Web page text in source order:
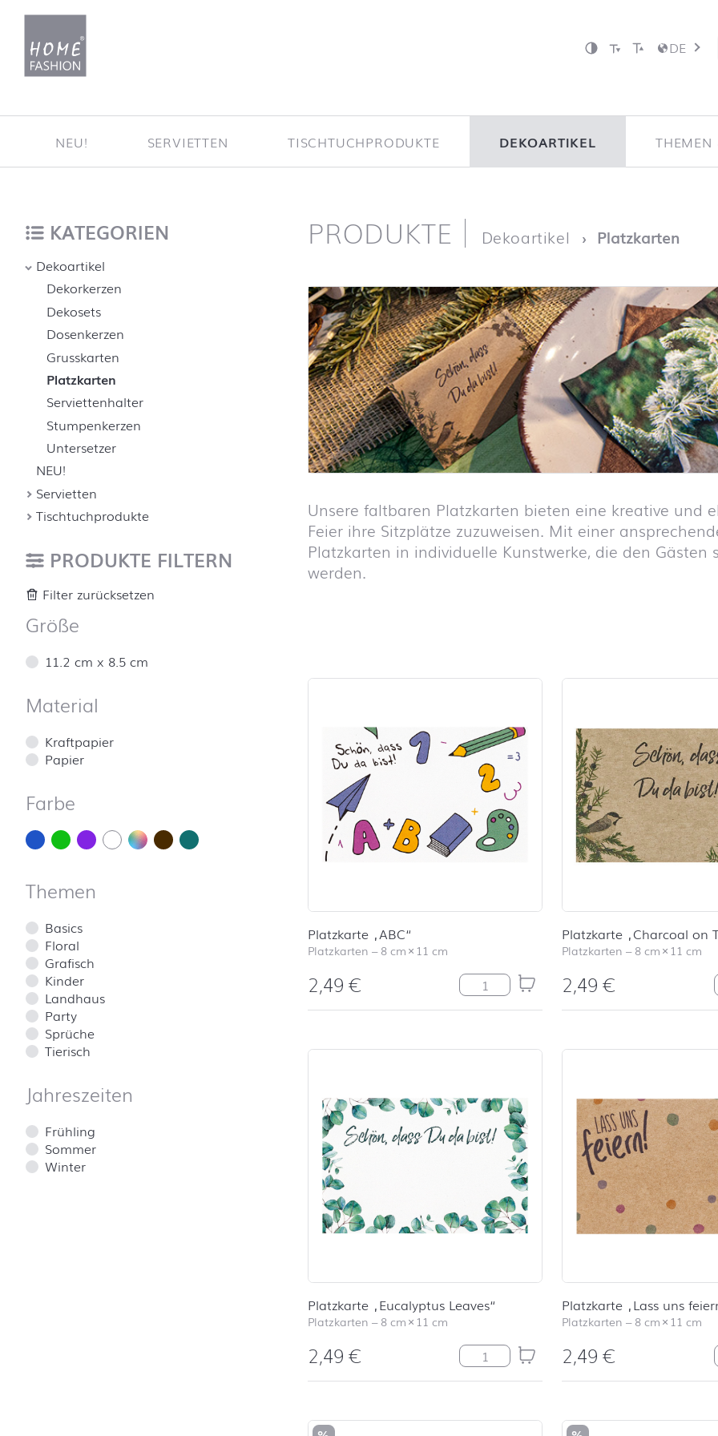
DE
NEU! SERVIETTEN TISCHTUCHPRODUKTE DEKOARTIKEL THEMEN
Startseite
PRODUKTE Dekoartikel Platzkarten
Unsere faltbaren Platzkarten bieten eine kreative und
Feier ihre Sitzplätze zuzuweisen. Mit einer
Platzkarten in individuelle Kunstwerke, die den
werden.
Platzkarte „ABC“
Platzkarten –8 cm× 11 cm
2,49€ Platzkarte "ABC" Menge
Platzkarte „Charcoal on
Platzkarten –8 cm× 11 cm
2,49€
Platzkarte „Eucalyptus Leaves“
Platzkarten –8 cm× 11 cm
2,49€ Platzkarte "Eucalyptus Leaves" Menge
Platzkarte „Lass uns
Platzkarten –8 cm× 11 cm
2,49€
KATEGORIEN
Dekoartikel
Dekorkerzen
Dekosets
Dosenkerzen
Grusskarten
Platzkarten
Serviettenhalter
Stumpenkerzen
Untersetzer
NEU!
Servietten
Tischtuchprodukte
PRODUKTE FILTERN
Filter zurücksetzen
Größe
11.2 cm x 8.5 cm
Material
Kraftpapier
Papier
Farbe
Themen
Basics
Floral
Grafisch
Kinder
Landhaus
Party
Sprüche
Tierisch
Jahreszeiten
Frühling
Sommer
Winter
nach oben